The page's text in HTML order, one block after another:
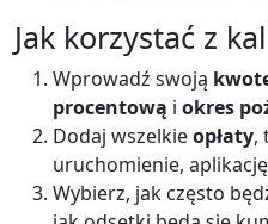
Jak korzystać z
Wprowadź swoją
procentową i okres
Dodaj wszelkieopłaty,
uruchomienie,
Wybierz, jak często